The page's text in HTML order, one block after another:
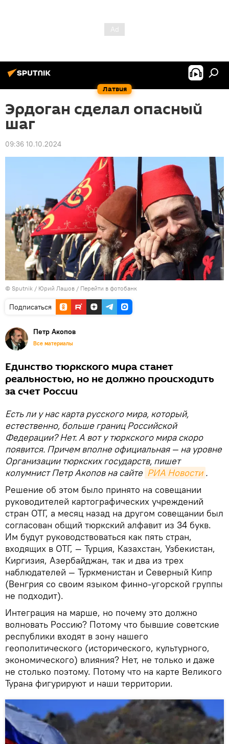
Латвия
Эрдоган сделал опасный
шаг
09:36 10.10.2024
© Sputnik / Юрий Лашов / Перейти в фотобанк
Подписаться
Петр Акопов
Все материалы
Единство тюркского мира станет
реальностью, но не должно происходить
за счет России
Есть ли у нас карта русского мира, который,
естественно, больше границ Российской
Федерации? Нет. А вот у тюркского мира скоро
появится. Причем вполне официальная — на уровне
Организации тюркских государств, пишет
колумнист Петр Акопов на сайте РИА Новости .
Решение об этом было принято на совещании
руководителей картографических учреждений
стран ОТГ, а месяц назад на другом совещании был
согласован общий тюркский алфавит из 34 букв.
Им будут руководствоваться как пять стран,
входящих в ОТГ, — Турция, Казахстан, Узбекистан,
Киргизия, Азербайджан, так и два из трех
наблюдателей — Туркменистан и Северный Кипр
(Венгрия со своим языком финно-угорской группы
не подходит).
Интеграция на марше, но почему это должно
волновать Россию? Потому что бывшие советские
республики входят в зону нашего
геополитического (исторического, культурного,
экономического) влияния? Нет, не только и даже
не столько поэтому. Потому что на карте Великого
Турана фигурируют и наши территории.